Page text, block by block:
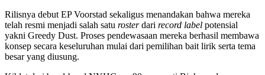
Rilisnya debut EP Voorstad sekaligus menandakan bahwa mereka
telah resmi menjadi salah satu rosterdari record label potensial
yakni Greedy Dust. Proses pendewasaan mereka berhasil membawa
konsep secara keseluruhan mulai dari pemilihan bait lirik serta tema
besar yang diusung.